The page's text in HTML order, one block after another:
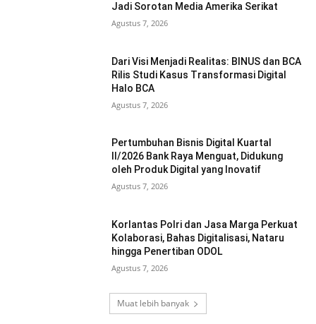
Jadi Sorotan Media Amerika Serikat
Agustus 7, 2026
Dari Visi Menjadi Realitas: BINUS dan BCA
Rilis Studi Kasus Transformasi Digital
Halo BCA
Agustus 7, 2026
Pertumbuhan Bisnis Digital Kuartal
II/2026 Bank Raya Menguat, Didukung
oleh Produk Digital yang Inovatif
Agustus 7, 2026
Korlantas Polri dan Jasa Marga Perkuat
Kolaborasi, Bahas Digitalisasi, Nataru
hingga Penertiban ODOL
Agustus 7, 2026
Muat lebih banyak